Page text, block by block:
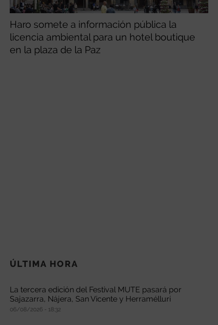
Haro somete a información pública la
licencia ambiental para un hotel boutique
en la plaza de la Paz
ÚLTIMA HORA
La tercera edición del Festival MUTE pasará por
Sajazarra, Nájera, San Vicente y Herramélluri
06/08/2026 18:32